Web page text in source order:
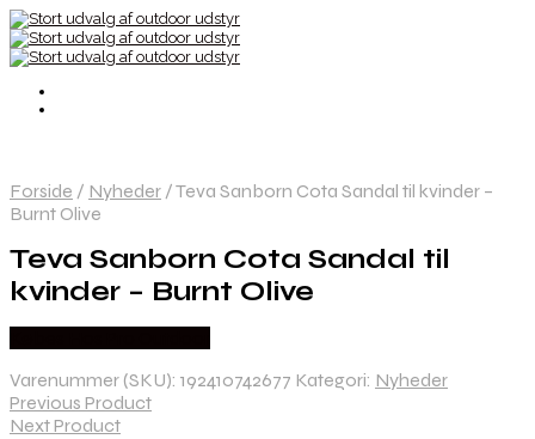
Forside / Nyheder /Teva Sanborn Cota Sandal til kvinder –
Burnt Olive
Teva Sanborn Cota Sandal til
kvinder – Burnt Olive
Varenummer (SKU): 192410742677 Kategori: Nyheder
Previous Product
Next Product